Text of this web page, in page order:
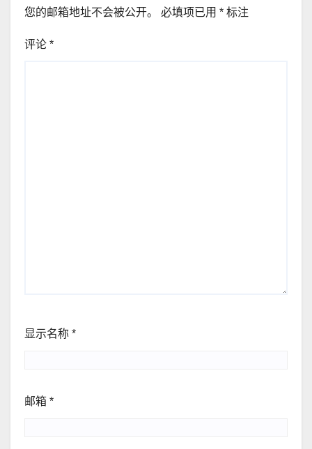
您的邮箱地址不会被公开。 必填项已用 * 标注
评论 *
显示名称 *
邮箱 *